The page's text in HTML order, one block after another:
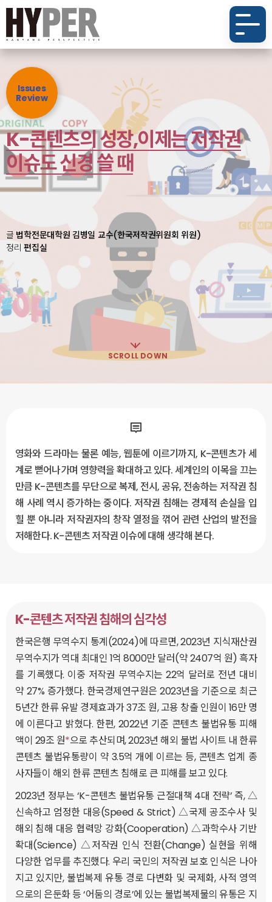
Issues
Review
K-콘텐츠의 성장,이제는 저작권
이슈도 신경 쓸 때
글 법학전문대학원 김병일 교수(한국저작권위원회 위원)
정리편집실
SCROLL DOWN
영화와 드라마는 물론 예능, 웹툰에 이르기까지, K-콘텐츠가 세
계로 뻗어나가며 영향력을 확대하고 있다. 세계인의 이목을 끄는
만큼 K-콘텐츠를 무단으로 복제, 전시, 공유, 전송하는 저작권 침
해 사례 역시 증가하는 중이다. 저작권 침해는 경제적 손실을 입
힐 뿐 아니라 저작권자의 창작 열정을 꺾어 관련 산업의 발전을
저해한다. K-콘텐츠 저작권 이슈에 대해 생각해 본다.
K-콘텐츠 저작권 침해의 심각성
한국은행 무역수지 통계(2024)에 따르면, 2023년 지식재산권
무역수지가 역대 최대인 1억 8000만 달러(약 2407억 원) 흑자
를 기록했다. 이중 저작권 무역수지는 22억 달러로 전년 대비
약 27% 증가했다. 한국경제연구원은 2023년을 기준으로 최근
5년간 한류 유발 경제효과가 37조 원, 고용 창출 인원이 16만 명
에 이른다고 밝혔다. 한편, 2022년 기준 콘텐츠 불법유통 피해
액이 29조 원*으로 추산되며, 2023년 해외 불법 사이트 내 한류
콘텐츠 불법유통량이 약 3.5억 개에 이르는 등, 콘텐츠 업계 종
사자들이 해외 한류 콘텐츠 침해로 큰 피해를 보고 있다.
2023년 정부는 ‘K-콘텐츠 불법유통 근절대책 4대 전략’ 즉, △
신속하고 엄정한 대응(Speed & Strict) △국제 공조수사 및
해외 침해 대응 협력망 강화(Cooperation) △과학수사 기반
확대(Science) △저작권 인식 전환(Change) 실현을 위해
다양한 업무를 추진했다. 우리 국민의 저작권 보호 인식은 나아
지고 있지만, 불법복제 유통 경로 다변화 및 국제화, 사적 영역
으로의 은둔화 등 ‘어둠의 경로’에 있는 불법복제물의 유통은 지